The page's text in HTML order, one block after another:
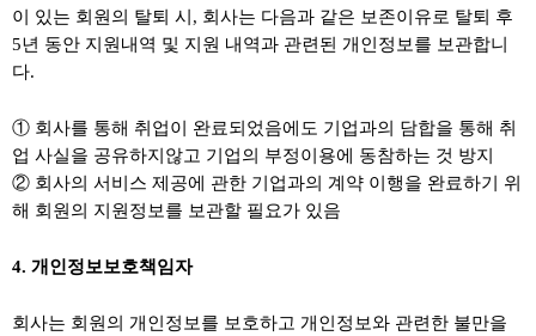
이 있는 회원의 탈퇴 시, 회사는 다음과 같은 보존이유로 탈퇴 후
5년 동안 지원내역 및 지원 내역과 관련된 개인정보를 보관합니
다.
① 회사를 통해 취업이 완료되었음에도 기업과의 담합을 통해 취
업 사실을 공유하지않고 기업의 부정이용에 동참하는 것 방지
② 회사의 서비스 제공에 관한 기업과의 계약 이행을 완료하기 위
해 회원의 지원정보를 보관할 필요가 있음
4. 개인정보보호책임자
회사는 회원의 개인정보를 보호하고 개인정보와 관련한 불만을